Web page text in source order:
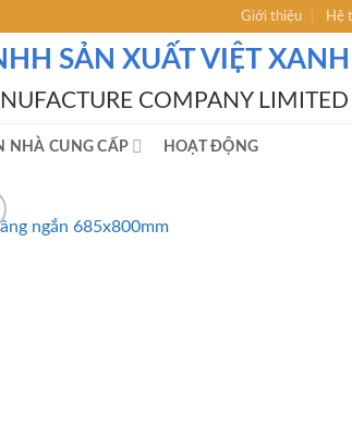
Giới thiệu Hệ
SẢN XUẤT VIỆT XANH
COMPANY LIMITED
NHÀ CUNG CẤP HOẠT ĐỘNG